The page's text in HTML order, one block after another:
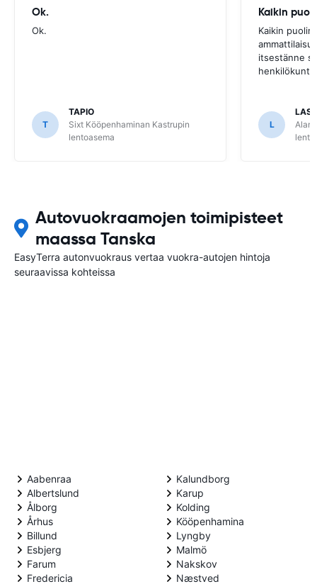
Ok.
Ok.
T
TAPIO
Sixt Kööpenhaminan Kastrupin
lentoasema
Kaikin puolin
itsestänne
henkilökunta.
L
Autovuokraamojen toimipisteet
maassa Tanska
EasyTerra autonvuokraus vertaa vuokra-autojen hintoja
seuraavissa kohteissa
Aabenraa
Albertslund
Ålborg
Århus
Billund
Esbjerg
Farum
Fredericia
Kalundborg
Karup
Kolding
Kööpenhamina
Lyngby
Malmö
Nakskov
Næstved